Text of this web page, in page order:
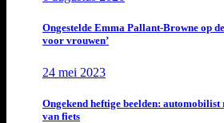
Ongestelde Emma Pallant-Browne op
voor vrouwen’
24 mei 2023
Ongekend heftige beelden:
van fiets